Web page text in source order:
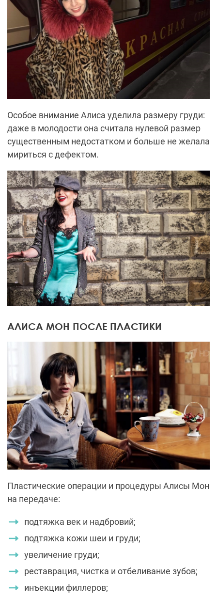
Особое внимание Алиса уделила размеру груди:
даже в молодости она считала нулевой размер
существенным недостатком и больше не желала
мириться с дефектом.
АЛИСА МОН ПОСЛЕ ПЛАСТИКИ
Пластические операции и процедуры Алисы Мон
на передаче:
подтяжка век и надбровий;
подтяжка кожи шеи и груди;
увеличение груди;
реставрация, чистка и отбеливание зубов;
инъекции филлеров;